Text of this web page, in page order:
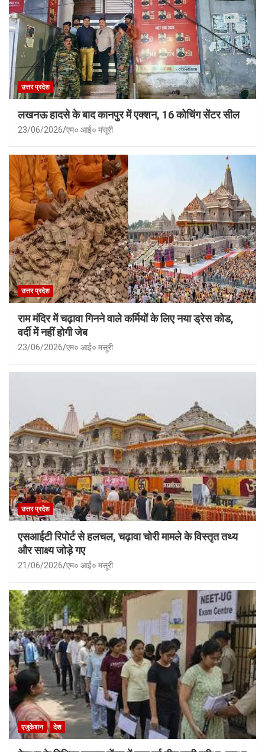
उत्तर प्रदेश
लखनऊ हादसे के बाद कानपुर में एक्शन, 16 कोचिंग सेंटर सील
23/06/2026 एम० आई० मंसूरी
उत्तर प्रदेश
राम मंदिर में चढ़ावा गिनने वाले कर्मियों के लिए नया ड्रेस कोड,
वर्दी में नहीं होगी जेब
23/06/2026 एम० आई० मंसूरी
उत्तर प्रदेश
एसआईटी रिपोर्ट से हलचल, चढ़ावा चोरी मामले के विस्तृत तथ्य
और साक्ष्य जोड़े गए
21/06/2026 एम० आई० मंसूरी
एजुकेशन देश